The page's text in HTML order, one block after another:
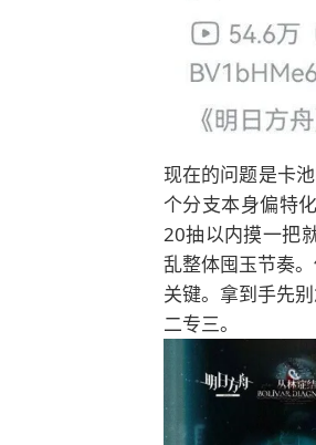
现在的问题是卡
个分支本身偏特
20抽以内摸一把
乱整体囤玉节奏
关键。拿到手先
二专三。